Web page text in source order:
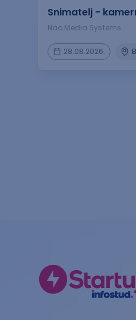
Snimatelj -
Nao Media Systems
28.08.2026.